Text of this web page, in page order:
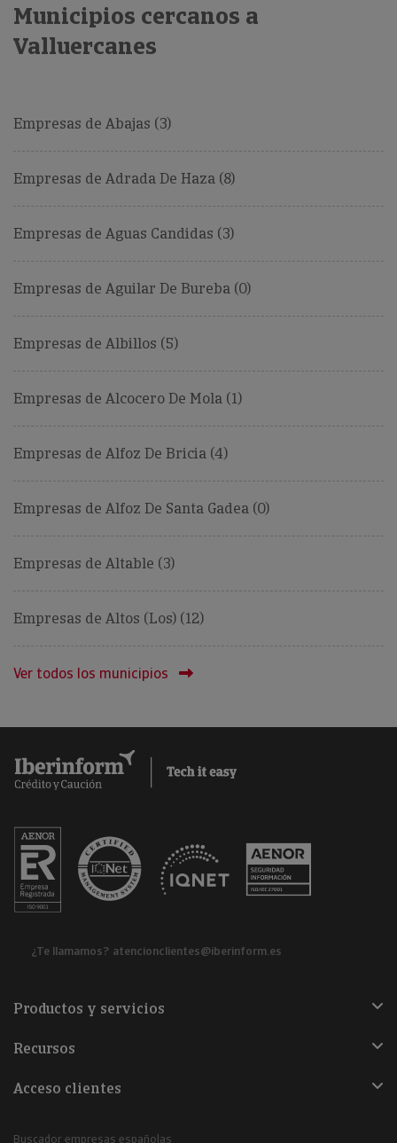
Municipios cercanos a
Valluercanes
Empresas de Abajas (3)
Empresas de Adrada De Haza (8)
Empresas de Aguas Candidas (3)
Empresas de Aguilar De Bureba (0)
Empresas de Albillos (5)
Empresas de Alcocero De Mola (1)
Empresas de Alfoz De Bricia (4)
Empresas de Alfoz De Santa Gadea (0)
Empresas de Altable (3)
Empresas de Altos (Los) (12)
Ver todos los municipios
¿Te llamamos? atencionclientes@iberinform.es
Productos y servicios
Recursos
Acceso clientes
Buscador empresas españolas